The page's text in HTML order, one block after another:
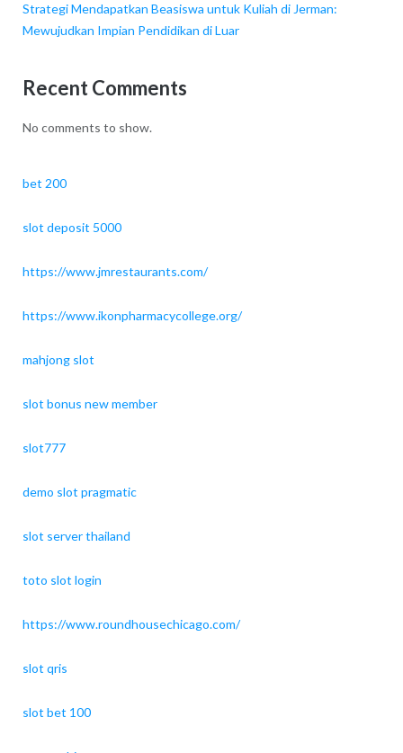
Strategi Mendapatkan Beasiswa untuk Kuliah di Jerman:
Mewujudkan Impian Pendidikan di Luar
Recent Comments
No comments to show.
bet 200
slot deposit 5000
https://www.jmrestaurants.com/
https://www.ikonpharmacycollege.org/
mahjong slot
slot bonus new member
slot777
demo slot pragmatic
slot server thailand
toto slot login
https://www.roundhousechicago.com/
slot qris
slot bet 100